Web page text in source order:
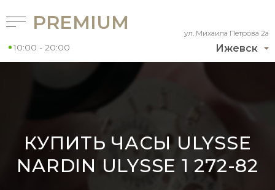
Ижевск
ул. Михаила Петрова 2а
PREMIUM
10:00 - 20:00
КУПИТЬ ЧАСЫ ULYSSE
NARDIN ULYSSE 1 272-82